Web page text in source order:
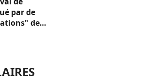
par de
de
et